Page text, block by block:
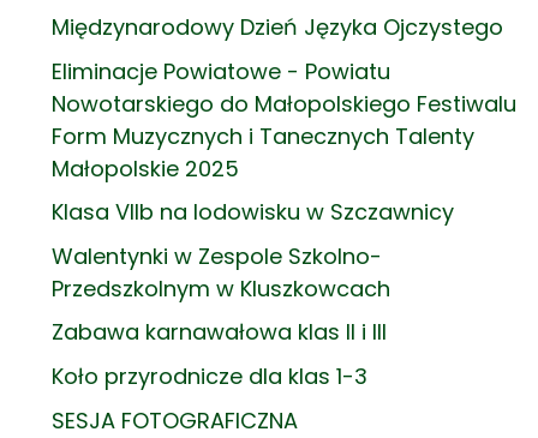
Międzynarodowy Dzień Języka Ojczystego
Eliminacje Powiatowe - Powiatu
Nowotarskiego do Małopolskiego Festiwalu
Form Muzycznych i Tanecznych Talenty
Małopolskie 2025
Klasa VIIb na lodowisku w Szczawnicy
Walentynki w Zespole Szkolno-
Przedszkolnym w Kluszkowcach
Zabawa karnawałowa klas II i III
Koło przyrodnicze dla klas 1-3
SESJA FOTOGRAFICZNA